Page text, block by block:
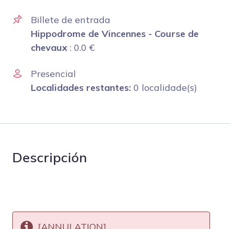
Billete de entrada
Hippodrome de Vincennes - Course de
chevaux : 0.0 €
Presencial
Localidades restantes: 0 localidade(s)
Descripción
[ANNULATION]